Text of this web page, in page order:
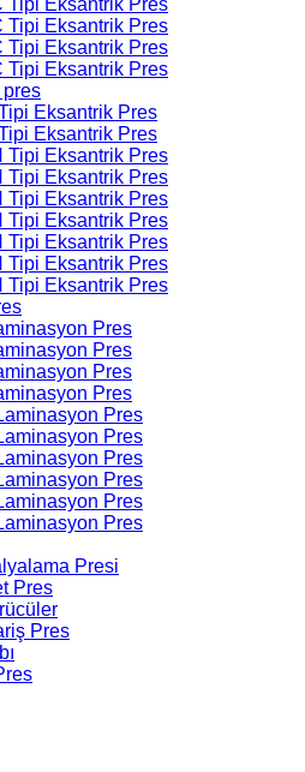
Tipi Eksantrik Pres
Tipi Eksantrik Pres
Tipi Eksantrik Pres
Tipi Eksantrik Pres
pres
Eksantrik Pres
Eksantrik Pres
Tipi Eksantrik Pres
Tipi Eksantrik Pres
Tipi Eksantrik Pres
Tipi Eksantrik Pres
Tipi Eksantrik Pres
Tipi Eksantrik Pres
Tipi Eksantrik Pres
Pres
Pres
Pres
Pres
Pres
Pres
Pres
Pres
Pres
Pres
Presi
Pres
Pres